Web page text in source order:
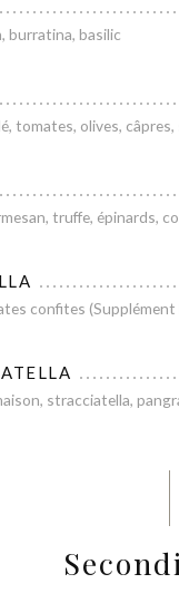
burratina, basilic
tomates, olives,
truffe, épinards,
confites (Supplément
stracciatella,